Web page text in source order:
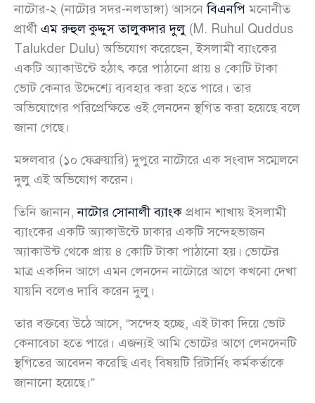
নাটোর-২ (নাটোর সদর-নলডাঙ্গা) আসনেবিএনপিমনোনীত
প্রার্থীএম রুহুল কুদ্দুস তালুকদার দুলু (M. Ruhul Quddus
Talukder Dulu) অভিযোগ করেছেন, ইসলামী ব্যাংকের
একটি অ্যাকাউন্টে হঠাৎ করে পাঠানো প্রায় ৪ কোটি টাকা
ভোট কেনার উদ্দেশ্যে ব্যবহার করা হতে পারে। তার
অভিযোগের পরিপ্রেক্ষিতে ওই লেনদেন স্থগিত করা হয়েছে বলে
জানা গেছে।
মঙ্গলবার (১০ ফেব্রুয়ারি) দুপুরে নাটোরে এক সংবাদ সম্মেলনে
দুলু এই অভিযোগ করেন।
তিনি জানান,নাটোর সোনালী ব্যাংক প্রধান শাখায় ইসলামী
ব্যাংকের একটি অ্যাকাউন্টে ঢাকার একটি সন্দেহভাজন
অ্যাকাউন্ট থেকে প্রায় ৪ কোটি টাকা পাঠানো হয়। ভোটের
মাত্র একদিন আগে এমন লেনদেন নাটোরে আগে কখনো দেখা
যায়নি বলেও দাবি করেন দুলু।
তার বক্তব্যে উঠে আসে, “সন্দেহ হচ্ছে, এই টাকা দিয়ে ভোট
কেনাবেচা হতে পারে। এজন্যই আমি ভোটের আগে লেনদেনটি
স্থগিতের আবেদন করেছি এবং বিষয়টি রিটার্নিং কর্মকর্তাকে
জানানো হয়েছে।”